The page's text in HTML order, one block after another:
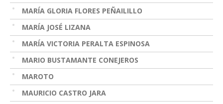
MARÍA GLORIA FLORES PEÑAILILLO
MARÍA JOSÉ LIZANA
MARÍA VICTORIA PERALTA ESPINOSA
MARIO BUSTAMANTE CONEJEROS
MAROTO
MAURICIO CASTRO JARA